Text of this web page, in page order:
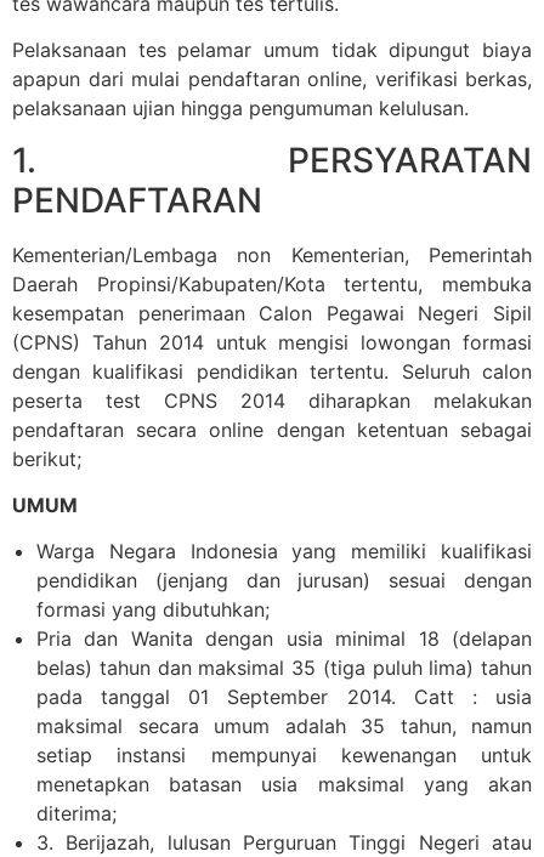
Pelaksanaan tes pelamar umum tidak dipungut biaya
apapun dari mulai pendaftaran online, verifikasi berkas,
pelaksanaan ujian hingga pengumuman kelulusan.
1. PERSYARATAN
PENDAFTARAN
Kementerian/Lembaga non Kementerian, Pemerintah
Daerah Propinsi/Kabupaten/Kota tertentu, membuka
kesempatan penerimaan Calon Pegawai Negeri Sipil
(CPNS) Tahun 2014 untuk mengisi lowongan formasi
dengan kualifikasi pendidikan tertentu. Seluruh calon
peserta test CPNS 2014 diharapkan melakukan
pendaftaran secara online dengan ketentuan sebagai
berikut;
UMUM
Warga Negara Indonesia yang memiliki kualifikasi
pendidikan (jenjang dan jurusan) sesuai dengan
formasi yang dibutuhkan;
Pria dan Wanita dengan usia minimal 18 (delapan
belas) tahun dan maksimal 35 (tiga puluh lima) tahun
pada tanggal 01 September 2014. Catt : usia
maksimal secara umum adalah 35 tahun, namun
setiap instansi mempunyai kewenangan untuk
menetapkan batasan usia maksimal yang akan
diterima;
3. Berijazah, lulusan Perguruan Tinggi Negeri atau